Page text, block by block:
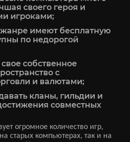
своего героя и
игроками;
жанре имеют бесплатную
по недорогой
собственное
с
и валютами;
кланы, гильдии и
совместных
огромное количество игр,
старых компьютерах, так и на